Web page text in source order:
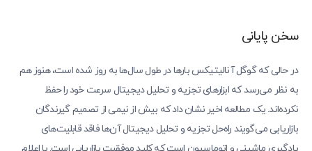
سخن پایانی
در حالی که گوگل آنالیتیکس بارها در طول سال‌ها به روز شده است، هنوز هم
به نظر می‌رسد که ابزارهای تجزیه و تحلیل دیجیتال سرعت خود را حفظ
نکرده‌اند. یک مطالعه اخیر نشان داد که بیش از نیمی از تصمیم گیرندگان
بازاریابی می‌گویند راه‌حل تجزیه و تحلیل دیجیتال آن‌ها فاقد قابلیت‌های